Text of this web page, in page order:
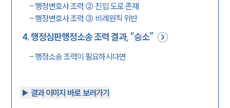
-행정변호사 조력 ② 진입 도로 존재
-행정변호사 조력 ③ 비례원칙 위반
4.행정심판행정소송 조력 결과, “승소”
-행정소송 조력이 필요하시다면
▶︎ 결과 이미지 바로 보러가기